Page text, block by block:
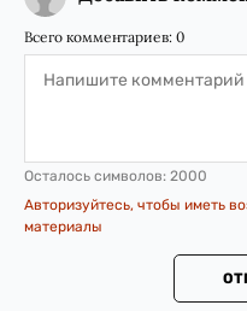
Всего комментариев: 0
Осталось символов: 2000
Авторизуйтесь, чтобы иметь
материалы